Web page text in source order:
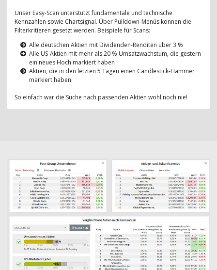
Unser Easy-Scan unterstützt fundamentale und technische
Kennzahlen sowie Chartsignal. Über Pulldown-Menüs können die
Filterkritieren gesetzt werden. Beispiele für Scans:
Alle deutschen Aktien mit Dividenden-Renditen über 3 %
Alle US-Aktien mit mehr als 20 % Umsatzwachstum, die gestern
ein neues Hoch markiert haben
Aktien, die in den letzten 5 Tagen einen Candlestick-Hammer
markiert haben.
So einfach war die Suche nach passenden Aktien wohl noch nie!